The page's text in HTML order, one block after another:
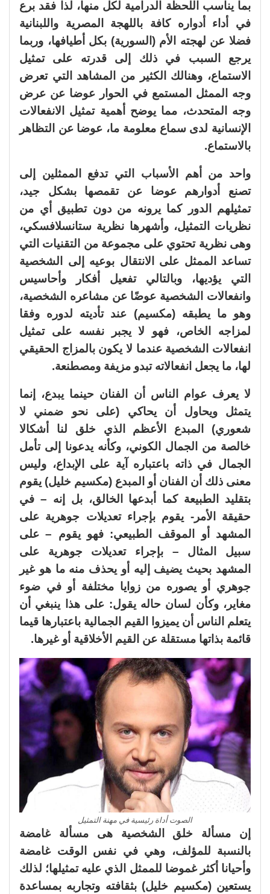
بما يناسب اللحظة الدرامية لكل منها، لذا فقد برع
في أداء أدواره كافة باللهجة المصرية واللبنانية
فضلا عن لهجته الأم (السورية) بكل أطيافها، وربما
يرجع السبب في ذلك إلى قدرته على تمثيل
الاستماع، وهنالك الكثير من المشاهد التي تعرض
وجه الممثل المستمع في الحوار عوضا عن عرض
وجه المتحدث، مما يوضح أهمية تمثيل الانفعالات
الإنسانية لدى سماع معلومة ما، عوضا عن التظاهر
بالاستماع.
واحد من أهم الأسباب التي تدفع الممثلين إلى
تصنع أدوارهم عوضا عن تقمصها بشكل جيد،
تمثيلهم الدور كما يرونه من دون تطبيق أي من
نظريات التمثيل، وأشهرها نظرية ستانسلافسكي،
وهى نظرية تحتوي على مجموعة من التقنيات التي
تساعد الممثل على الانتقال بوعيه إلى الشخصية
التي يؤديها، وبالتالي تفعيل أفكار وأحاسيس
وانفعالات الشخصية عوضًا عن مشاعره الشخصية،
وهو ما يطبقه (مكسيم) عند تأديته لدوره وفقا
لمزاجه الخاص، فهو لا يجبر نفسه على تمثيل
انفعالات الشخصية عندما لا يكون بالمزاج الحقيقي
لها، ما يجعل انفعالاته تبدو مزيفة ومصطنعة.
لا يعرف عوام الناس أن الفنان حينما يبدع، إنما
يتمثل ويحاول أن يحاكي (على نحو ضمني لا
شعوري) المبدع الأعظم الذي خلق لنا أشكالا
خالصة من الجمال الكوني، وكأنه يدعونا إلى تأمل
الجمال في ذاته باعتباره آية على الإبداع، وليس
معنى ذلك أن الفنان أو المبدع (مكسيم خليل) يقوم
بتقليد الطبيعة كما أبدعها الخالق، بل إنه – في
حقيقة الأمر- يقوم بإجراء تعديلات جوهرية على
المشهد أو الموقف الطبيعي: فهو يقوم – على
سبيل المثال – بإجراء تعديلات جوهرية على
المشهد بحيث يضيف إليه أو يحذف منه ما هو غير
جوهري أو يصوره من زوايا مختلفة أو في ضوء
مغاير، وكأن لسان حاله يقول: على هذا ينبغي أن
يتعلم الناس أن يميزوا القيم الجمالية باعتبارها قيما
قائمة بذاتها مستقلة عن القيم الأخلاقية أو غيرها.
الصوت أداة رئيسية في مهنة التمثيل
إن مسألة خلق الشخصية هى مسألة غامضة
بالنسبة للمؤلف، وهي في نفس الوقت غامضة
وأحيانا أكثر غموضا للممثل الذي عليه تمثيلها؛ لذلك
يستعين (مكسيم خليل) بثقافته وتجاربه بمساعدة